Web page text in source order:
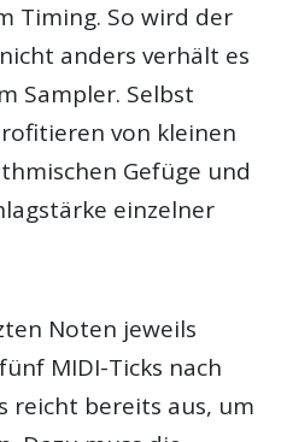
Timing. So wird der
anders verhält es
Sampler. Selbst
von kleinen
Gefüge und
einzelner
Noten jeweils
MIDI-Ticks nach
reicht bereits aus, um